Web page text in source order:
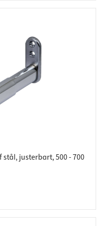
stål, justerbart, 500 - 700